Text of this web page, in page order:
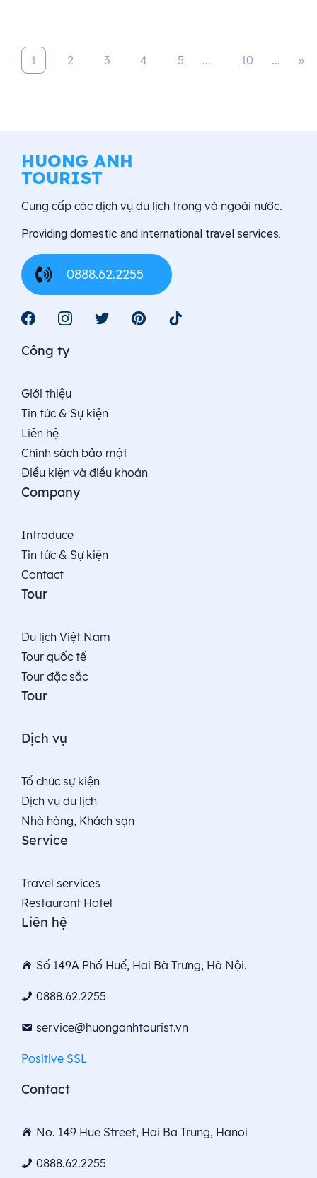
1 2 3 4 5 ... 10 ... »
HUONG ANH
TOURIST
Cung cấp các dịch vụ du lịch trong và ngoài nước.
Providing domestic and international travel services.
0888.62.2255
Công ty
Giới thiệu
Tin tức & Sự kiện
Liên hệ
Chính sách bảo mật
Điều kiện và điều khoản
Company
Introduce
Tin tức & Sự kiện
Contact
Tour
Du lịch Việt Nam
Tour quốc tế
Tour đặc sắc
Tour
Dịch vụ
Tổ chức sự kiện
Dịch vụ du lịch
Nhà hàng, Khách sạn
Service
Travel services
Restaurant Hotel
Liên hệ
Số 149A Phố Huế, Hai Bà Trưng, Hà Nội.
0888.62.2255
service@huonganhtourist.vn
Positive SSL
Contact
No. 149 Hue Street, Hai Ba Trung, Hanoi
0888.62.2255